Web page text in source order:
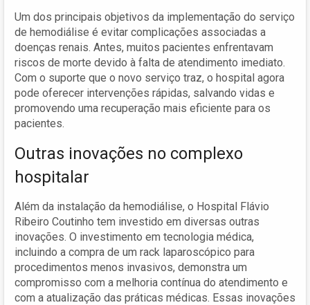
Um dos principais objetivos da implementação do serviço
de hemodiálise é evitar complicações associadas a
doenças renais. Antes, muitos pacientes enfrentavam
riscos de morte devido à falta de atendimento imediato.
Com o suporte que o novo serviço traz, o hospital agora
pode oferecer intervenções rápidas, salvando vidas e
promovendo uma recuperação mais eficiente para os
pacientes.
Outras inovações no complexo
hospitalar
Além da instalação da hemodiálise, o Hospital Flávio
Ribeiro Coutinho tem investido em diversas outras
inovações. O investimento em tecnologia médica,
incluindo a compra de um rack laparoscópico para
procedimentos menos invasivos, demonstra um
compromisso com a melhoria contínua do atendimento e
com a atualização das práticas médicas. Essas inovações